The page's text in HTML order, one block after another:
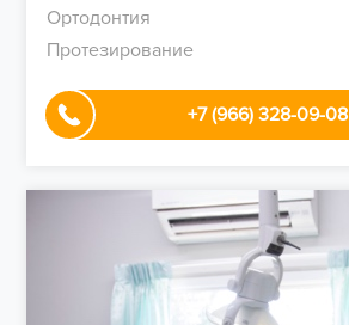
Ортодонтия
Протезирование
+7 (966) 328-09-08